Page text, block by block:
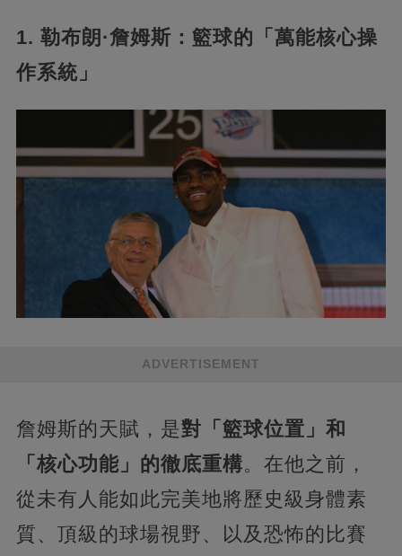
1. 勒布朗·詹姆斯：籃球的「萬能核心操
作系統」
ADVERTISEMENT
詹姆斯的天賦，是對「籃球位置」和
「核心功能」的徹底重構。在他之前，
從未有人能如此完美地將歷史級身體素
質、頂級的球場視野、以及恐怖的比賽